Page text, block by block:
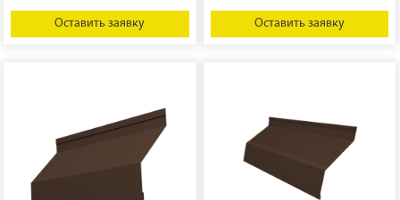
Оставить заявку Оставить заявку